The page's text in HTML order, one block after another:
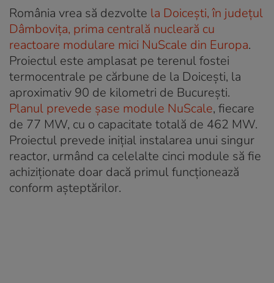
România vrea să dezvolte la Doicești, în județul
Dâmbovița, prima centrală nucleară cu
reactoare modulare mici NuScale din Europa.
Proiectul este amplasat pe terenul fostei
termocentrale pe cărbune de la Doicești, la
aproximativ 90 de kilometri de București.
Planul prevede șase module NuScale, fiecare
de 77 MW, cu o capacitate totală de 462 MW.
Proiectul prevede inițial instalarea unui singur
reactor, urmând ca celelalte cinci module să fie
achiziționate doar dacă primul funcționează
conform așteptărilor.